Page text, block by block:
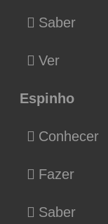
Saber
Ver
Espinho
Conhecer
Fazer
Saber